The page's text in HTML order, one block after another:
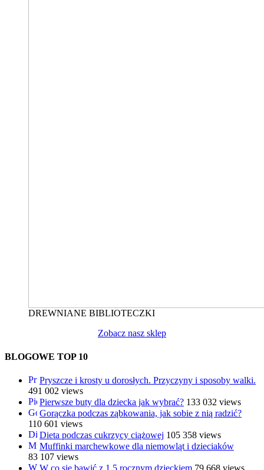
DREWNIANE BIBLIOTECZKI
Zobacz nasz sklep
BLOGOWE TOP 10
Pryszcze i krosty u dorosłych. Przyczyny i sposoby walki.
491 002 views
Pierwsze buty dla dziecka jak wybrać? 133 032 views
Gorączka podczas ząbkowania, jak sobie z nią radzić?
110 601 views
Dieta podczas cukrzycy ciążowej 105 358 views
Muffinki marchewkowe dla niemowląt i dzieciaków
83 107 views
W co się bawić z 1,5 rocznym dzieckiem 79 668 views